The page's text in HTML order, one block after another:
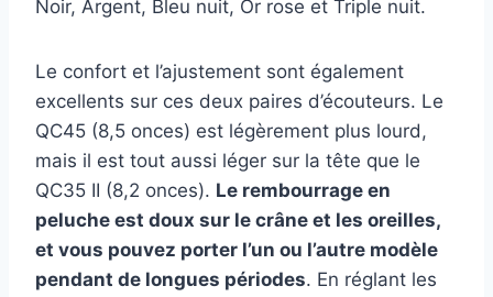
Noir, Argent, Bleu nuit, Or rose et Triple nuit.
Le confort et l’ajustement sont également
excellents sur ces deux paires d’écouteurs. Le
QC45 (8,5 onces) est légèrement plus lourd,
mais il est tout aussi léger sur la tête que le
QC35 II (8,2 onces). Le rembourrage en
peluche est doux sur le crâne et les oreilles,
et vous pouvez porter l’un ou l’autre modèle
pendant de longues périodes. En réglant les